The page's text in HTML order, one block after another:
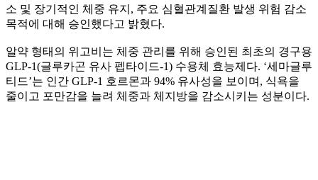
소 및 장기적인 체중 유지, 주요 심혈관계질환 발생 위험 감소
목적에 대해 승인했다고 밝혔다.
알약 형태의 위고비는 체중 관리를 위해 승인된 최초의 경구용
GLP-1(글루카곤 유사 펩타이드-1) 수용체 효능제다. ‘세마글루
티드’는 인간 GLP-1 호르몬과 94% 유사성을 보이며, 식욕을
줄이고 포만감을 늘려 체중과 체지방을 감소시키는 성분이다.